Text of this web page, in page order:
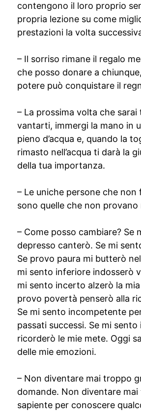
contengono il loro proprio
propria lezione su come
prestazioni la volta
– Il sorriso rimane il regalo
che posso donare a
potere può conquistare il
– La prossima volta che
vantarti, immergi la mano in
pieno d’acqua e, quando la
rimasto nell’acqua ti darà la
della tua importanza.
– Le uniche persone che non
sono quelle che non provano
– Come posso cambiare? Se
depresso canterò. Se mi
Se provo paura mi butterò
mi sento inferiore indosserò
mi sento incerto alzerò la
provo povertà penserò alla
Se mi sento incompetente
passati successi. Se mi
ricorderò le mie mete. Oggi
delle mie emozioni.
– Non diventare mai troppo
domande. Non diventare
sapiente per conoscere